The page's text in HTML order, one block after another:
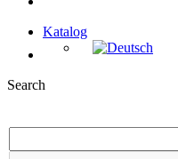
Katalog
Search